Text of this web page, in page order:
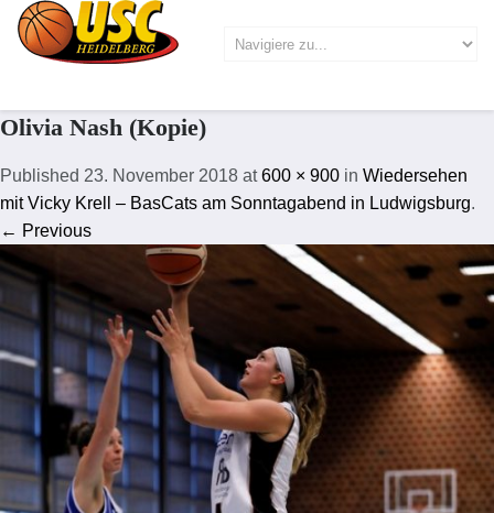
Olivia Nash (Kopie)
Published 23. November 2018 at600 × 900 in Wiedersehen
mit Vicky Krell – BasCats am Sonntagabend in Ludwigsburg.
← Previous